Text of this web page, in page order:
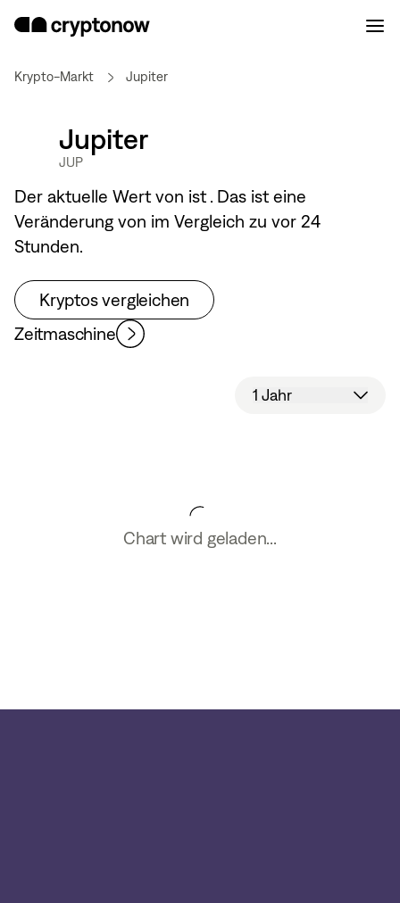
Krypto-Markt Jupiter
Jupiter
JUP
Der aktuelle Wert von ist. Das ist eine
Veränderung von im Vergleich zu vor 24
Stunden.
Kryptos vergleichen
Zeitmaschine
1 Jahr
Chart wird geladen...